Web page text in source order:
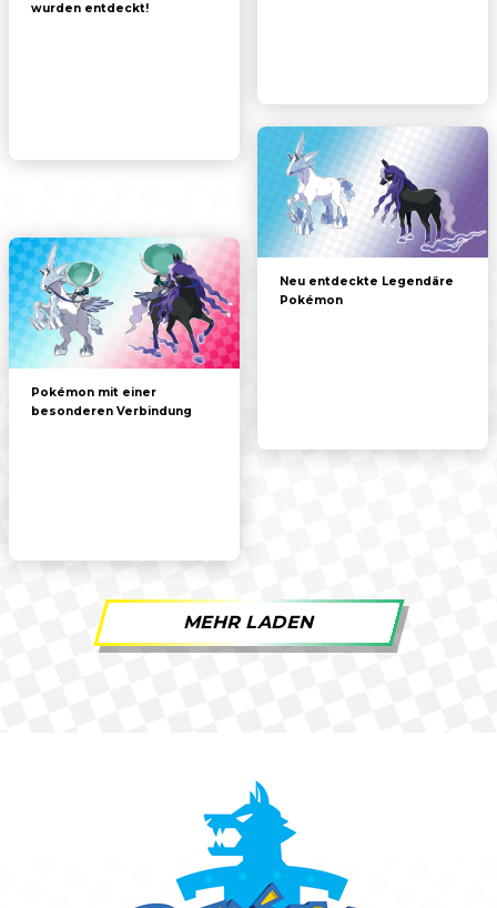
wurden entdeckt!
Neu entdeckte Legendäre
Pokémon
Pokémon mit einer
besonderen Verbindung
MEHR LADEN